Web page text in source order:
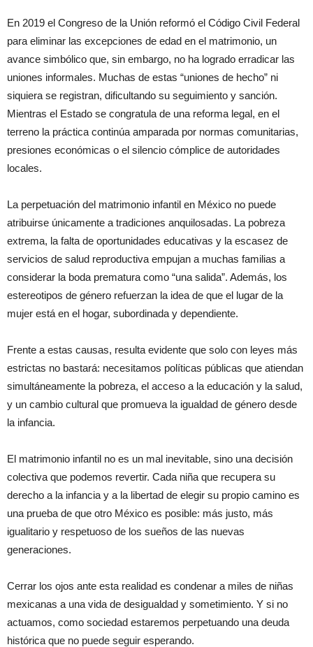
En 2019 el Congreso de la Unión reformó el Código Civil Federal
para eliminar las excepciones de edad en el matrimonio, un
avance simbólico que, sin embargo, no ha logrado erradicar las
uniones informales. Muchas de estas “uniones de hecho” ni
siquiera se registran, dificultando su seguimiento y sanción.
Mientras el Estado se congratula de una reforma legal, en el
terreno la práctica continúa amparada por normas comunitarias,
presiones económicas o el silencio cómplice de autoridades
locales.
La perpetuación del matrimonio infantil en México no puede
atribuirse únicamente a tradiciones anquilosadas. La pobreza
extrema, la falta de oportunidades educativas y la escasez de
servicios de salud reproductiva empujan a muchas familias a
considerar la boda prematura como “una salida”. Además, los
estereotipos de género refuerzan la idea de que el lugar de la
mujer está en el hogar, subordinada y dependiente.
Frente a estas causas, resulta evidente que solo con leyes más
estrictas no bastará: necesitamos políticas públicas que atiendan
simultáneamente la pobreza, el acceso a la educación y la salud,
y un cambio cultural que promueva la igualdad de género desde
la infancia.
El matrimonio infantil no es un mal inevitable, sino una decisión
colectiva que podemos revertir. Cada niña que recupera su
derecho a la infancia y a la libertad de elegir su propio camino es
una prueba de que otro México es posible: más justo, más
igualitario y respetuoso de los sueños de las nuevas
generaciones.
Cerrar los ojos ante esta realidad es condenar a miles de niñas
mexicanas a una vida de desigualdad y sometimiento. Y si no
actuamos, como sociedad estaremos perpetuando una deuda
histórica que no puede seguir esperando.